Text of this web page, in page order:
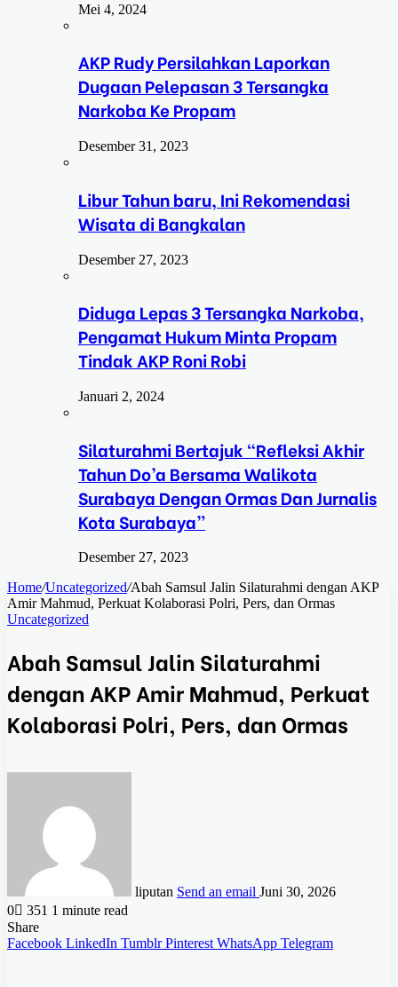
Mei 4, 2024
AKP Rudy Persilahkan Laporkan
Dugaan Pelepasan 3 Tersangka
Narkoba Ke Propam
Desember 31, 2023
Libur Tahun baru, Ini Rekomendasi
Wisata di Bangkalan
Desember 27, 2023
Diduga Lepas 3 Tersangka Narkoba,
Pengamat Hukum Minta Propam
Tindak AKP Roni Robi
Januari 2, 2024
Silaturahmi Bertajuk “Refleksi Akhir
Tahun Do’a Bersama Walikota
Surabaya Dengan Ormas Dan Jurnalis
Kota Surabaya”
Desember 27, 2023
Home/Uncategorized/Abah Samsul Jalin Silaturahmi dengan AKP
Amir Mahmud, Perkuat Kolaborasi Polri, Pers, dan Ormas
Uncategorized
Abah Samsul Jalin Silaturahmi
dengan AKP Amir Mahmud, Perkuat
Kolaborasi Polri, Pers, dan Ormas
liputan Send an email Juni 30, 2026
0
351 1 minute read
Share
Facebook LinkedIn Tumblr Pinterest WhatsApp Telegram